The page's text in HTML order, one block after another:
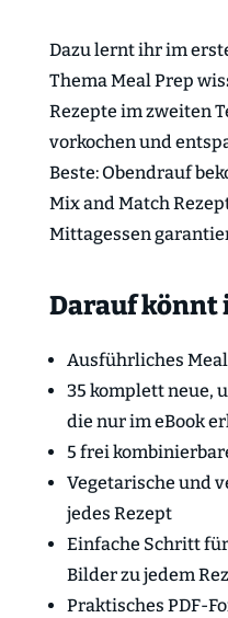
Dazu lernt ihr im
Thema Meal Prep
Rezepte im zweiten
vorkochen und
Beste: Obendrauf
Mix and Match
Mittagessen
Darauf könnt
Ausführliches
35 komplett neue,
die nur im eBook
5 frei
Vegetarische und
jedes Rezept
Einfache Schritt
Bilder zu jedem
Praktisches PDF-